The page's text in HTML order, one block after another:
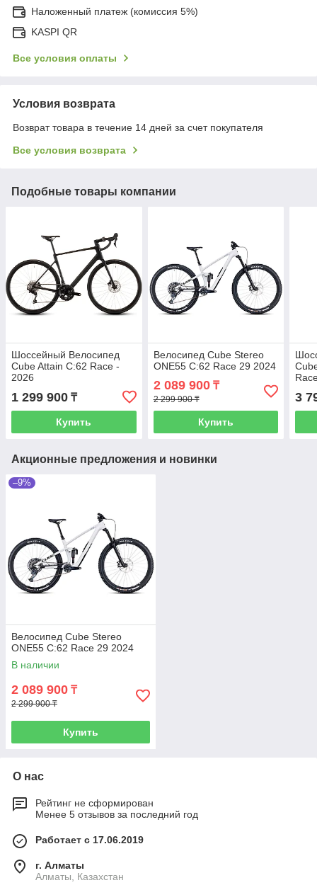
Наложенный платеж (комиссия 5%)
KASPI QR
Все условия оплаты
Условия возврата
Возврат товара в течение 14 дней за счет покупателя
Все условия возврата
Подобные товары компании
Шоссейный Велосипед
Cube Attain C:62 Race -
2026
1 299 900 ₸
Купить
Велосипед Cube Stereo
ONE55 C:62 Race 29 2024
2 089 900₸
2 299 900 ₸
Купить
3
Акционные предложения и новинки
–9%
Велосипед Cube Stereo
ONE55 C:62 Race 29 2024
В наличии
2 089 900 ₸
2 299 900 ₸
Купить
О нас
Рейтинг не сформирован
Менее 5 отзывов за последний год
Работает с 17.06.2019
г. Алматы
Алматы, Казахстан